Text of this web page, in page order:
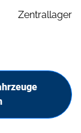
Zentrallager